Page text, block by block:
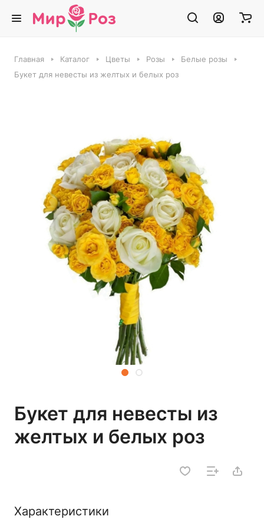
Главная Каталог Цветы Розы
Белые розы
Букет для невесты из желтых и белых роз
Букет для невесты из
желтых и белых роз
Характеристики